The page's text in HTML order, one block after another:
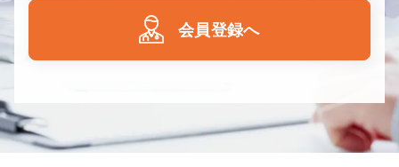
会員登録へ